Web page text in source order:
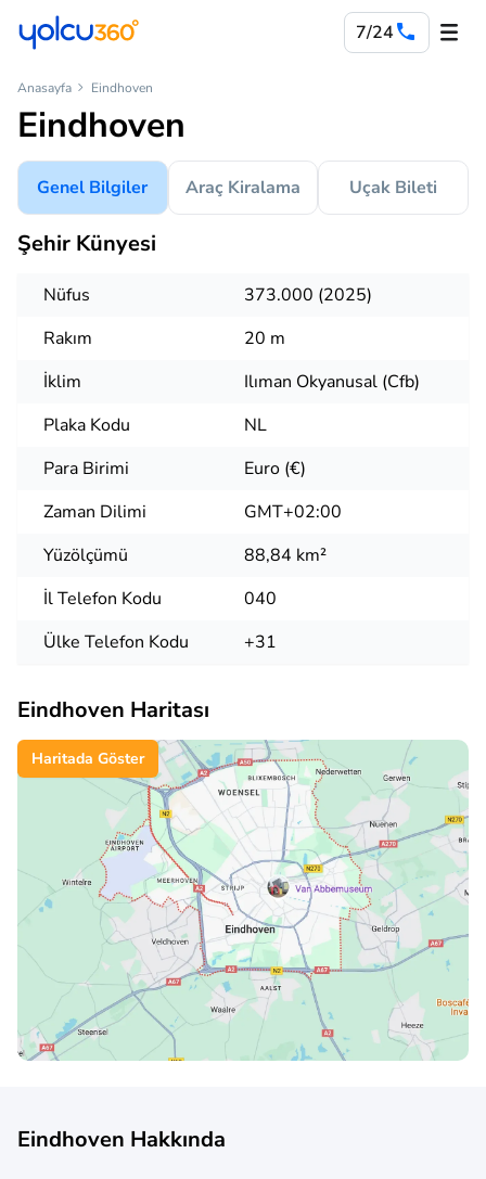
7/24
Anasayfa Eindhoven
Eindhoven
Genel Bilgiler Araç Kiralama Uçak Bileti
Şehir Künyesi
Nüfus
373.000 (2025)
Rakım
20 m
İklim
Ilıman Okyanusal (Cfb)
Plaka Kodu
NL
Para Birimi
Euro (€)
Zaman Dilimi
GMT+02:00
Yüzölçümü
88,84 km²
İl Telefon Kodu
040
Ülke Telefon Kodu
+31
Eindhoven Haritası
Haritada Göster
Eindhoven Hakkında